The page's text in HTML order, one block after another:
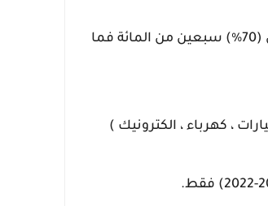
4- حائزاً على شهادة الدراسة الإعدادية بفرعيها العلمي أو الأدبي بمعدل لا يقل عن (70%) سبعين من المائة فما
، كهرباء ، الكترونيك )